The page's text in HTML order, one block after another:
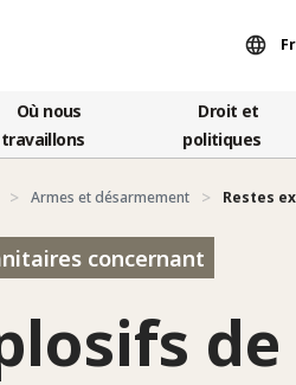
Où nous
travaillons
Droit et
politiques
Armes et désarmement Restes
concernant